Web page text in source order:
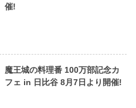
催!
魔王城の料理番 100万部記念カ
フェ in 日比谷 8月7日より開催!